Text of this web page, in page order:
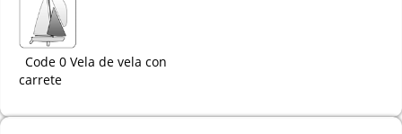
Code 0 Vela de vela con
carrete